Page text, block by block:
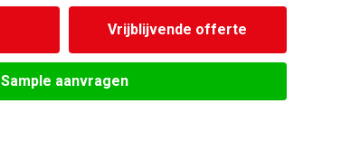
Vrijblijvende offerte
Sample aanvragen